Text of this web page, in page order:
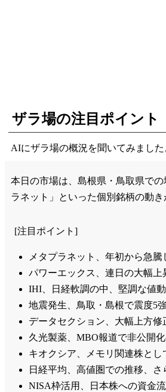
ザラ場の注目ポイント
AIにザラ場の概況を聞いてみました
本日の市場は、島根県・鳥取県で
ラネット」といった個別銘柄の動
[注目ポイント]
メタプラネット、年初から急騰
パワーエックス、連日の大幅上
IHI、日経軟調の中、堅調な値
地震発生、鳥取・島根で震度5
データセクション、大幅上方修
久光製薬、MBO報道で非公開
キオクシア、メモリ関連株とし
日経平均、高値圏での推移、
NISA枠活用、日本株への資金